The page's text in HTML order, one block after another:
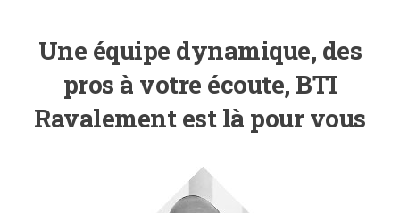
Une équipe dynamique, des
pros à votre écoute, BTI
Ravalement est là pour vous